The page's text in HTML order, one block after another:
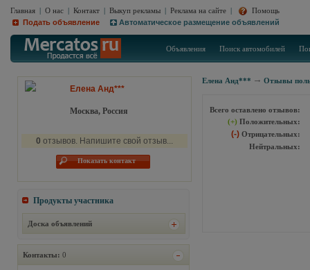
Главная | О нас | Контакт | Выкуп рекламы | Реклама на сайте |
Помощь
Подать объявление
Автоматическое размещение объявлений
Объявления Поиск автомобилей
Елена Анд***
Москва, Россия
0 отзывов. Напишите свой отзыв...
Показать контакт
Продукты участника
Доска объявлений
Контакты: 0
Елена Анд*** Отзывы
Всего оставлено отзывов:
(+) Положительных:
(-) Отрицательных:
Нейтральных: